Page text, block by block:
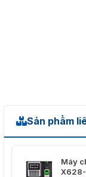
Giao thức
Wiegand
Sản phẩm
Máy